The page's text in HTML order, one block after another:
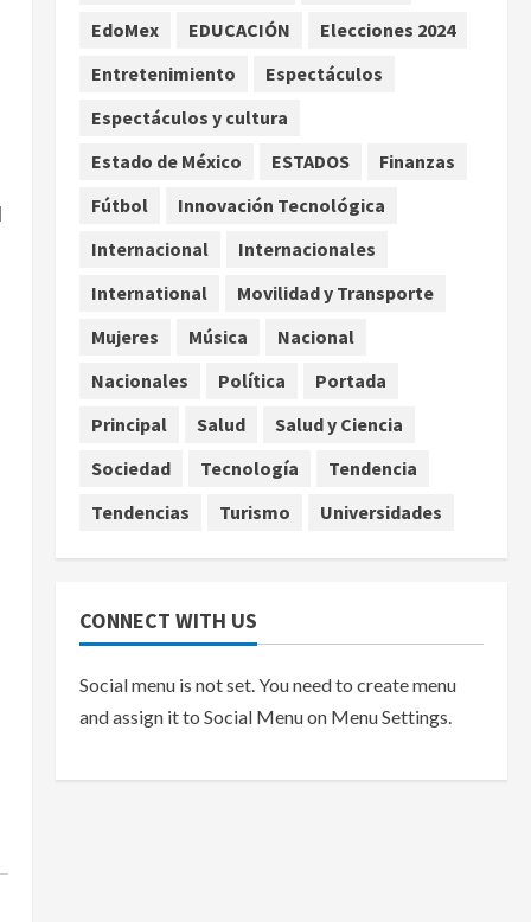
ante falta de personal
4
México gana arbitraje contra
reclamaban más de 219 mdd
Sounders en su inicio de la
Leagues Cup 2026
EdoMex
EDUCACIÓN
Elecciones 2024
Entretenimiento
Espectáculos
Espectáculos y cultura
Estado de México
ESTADOS
Finanzas
Fútbol
Innovación Tecnológica
Internacional
Internacionales
International
Movilidad y Transporte
Mujeres
Música
Nacional
Nacionales
Política
Portada
Principal
Salud
Salud y Ciencia
Sociedad
Tecnología
Tendencia
Tendencias
Turismo Universidades
CONNECT WITH US
Social menu is not set. You need to create menu
and assign it to Social Menu on Menu Settings.